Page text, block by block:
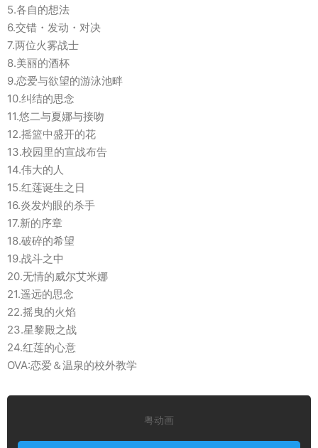
5.各自的想法
6.交错・发动・对决
7.两位火雾战士
8.美丽的酒杯
9.恋爱与欲望的游泳池畔
10.纠结的思念
11.悠二与夏娜与接吻
12.摇篮中盛开的花
13.校园里的宣战布告
14.伟大的人
15.红莲诞生之日
16.炎发灼眼的杀手
17.新的序章
18.破碎的希望
19.战斗之中
20.无情的威尔艾米娜
21.遥远的思念
22.摇曳的火焰
23.星黎殿之战
24.红莲的心意
OVA:恋爱＆温泉的校外教学
粤动画